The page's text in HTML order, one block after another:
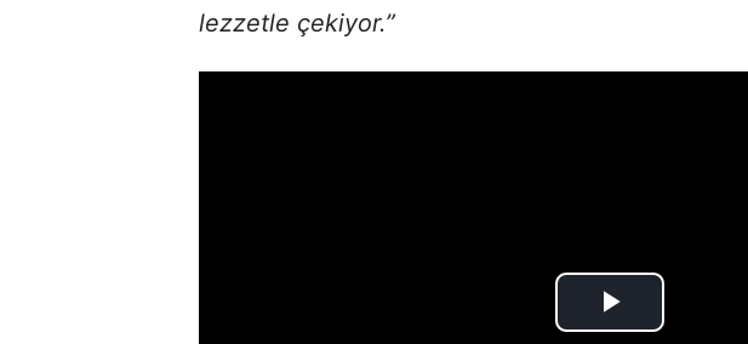
lezzetle çekiyor.”